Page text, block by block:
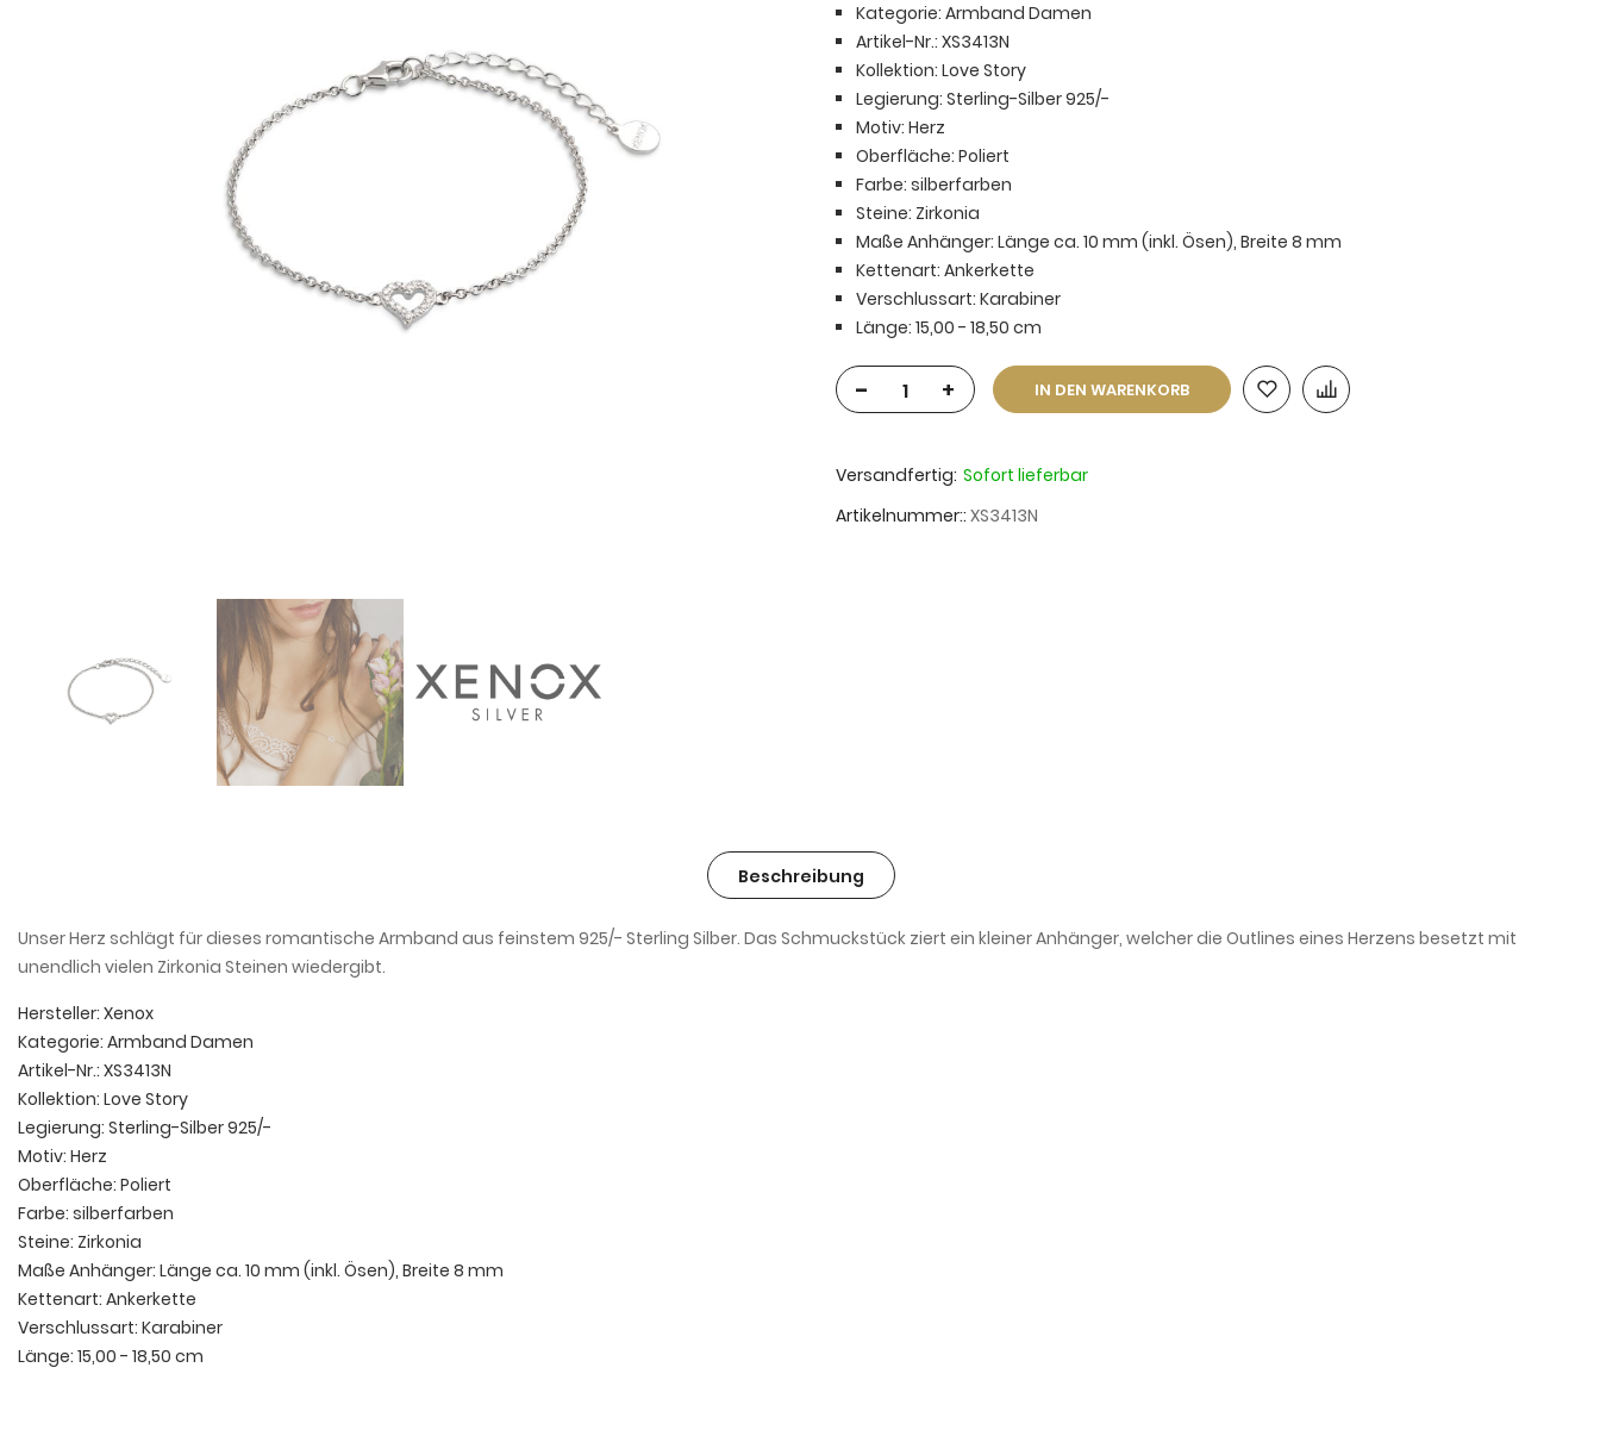
Kategorie: Armband Damen
Artikel-Nr.: XS3413N
Kollektion: Love Story
Legierung: Sterling-Silber 925/-
Motiv: Herz
Oberfläche: Poliert
Farbe: silberfarben
Steine: Zirkonia
Maße Anhänger: Länge ca. 10 mm (inkl. Ösen), Breite 8 mm
Kettenart: Ankerkette
Verschlussart: Karabiner
Länge: 15,00 - 18,50 cm
- + IN DEN WARENKORB
Versandfertig: Sofort lieferbar
Artikelnummer: XS3413N
Beschreibung
Unser Herz schlägt für dieses romantische Armband aus feinstem 925/- Sterling Silber. Das Schmuckstück ziert ein kleiner Anhänger, welcher die Outlines eines Herzens besetzt mit
unendlich vielen Zirkonia Steinen wiedergibt.
Hersteller: Xenox
Kategorie: Armband Damen
Artikel-Nr.: XS3413N
Kollektion: Love Story
Legierung: Sterling-Silber 925/-
Motiv: Herz
Oberfläche: Poliert
Farbe: silberfarben
Steine: Zirkonia
Maße Anhänger: Länge ca. 10 mm (inkl. Ösen), Breite 8 mm
Kettenart: Ankerkette
Verschlussart: Karabiner
Länge: 15,00 - 18,50 cm